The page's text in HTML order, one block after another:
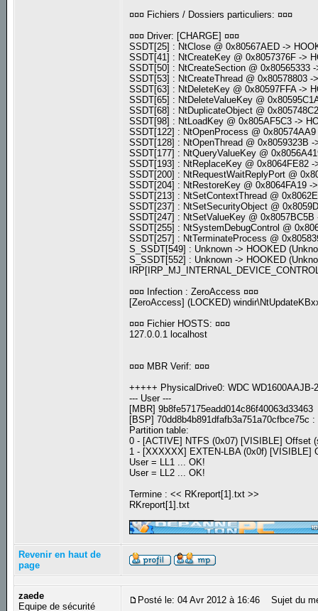
¤¤¤ Fichiers / Dossiers particuliers: ¤¤¤
¤¤¤ Driver: [CHARGE] ¤¤¤
SSDT[25] : NtClose @ 0x80567AED ->
SSDT[41] : NtCreateKey @ 0x8057376F ->
SSDT[50] : NtCreateSection @ 0x80565333
SSDT[53] : NtCreateThread @ 0x80578803
SSDT[63] : NtDeleteKey @ 0x80597FFA ->
SSDT[65] : NtDeleteValueKey @
SSDT[68] : NtDuplicateObject @
SSDT[98] : NtLoadKey @ 0x805AF5C3 ->
SSDT[122] : NtOpenProcess @
SSDT[128] : NtOpenThread @ 0x8059323B
SSDT[177] : NtQueryValueKey @
SSDT[193] : NtReplaceKey @ 0x8064FE82
SSDT[200] : NtRequestWaitReplyPort @
SSDT[204] : NtRestoreKey @ 0x8064FA19 -
SSDT[213] : NtSetContextThread @
SSDT[237] : NtSetSecurityObject @
SSDT[247] : NtSetValueKey @
SSDT[255] : NtSystemDebugControl @
SSDT[257] : NtTerminateProcess @
S_SSDT[549] : Unknown -> HOOKED
S_SSDT[552] : Unknown -> HOOKED
¤¤¤ Infection : ZeroAccess ¤¤¤
[ZeroAccess] (LOCKED)
¤¤¤ Fichier HOSTS: ¤¤¤
127.0.0.1 localhost
¤¤¤ MBR Verif: ¤¤¤
+++++ PhysicalDrive0: WDC WD1600AAJB-
--- User ---
[MBR] 9b8fe57175eadd014c86f40063d33463
[BSP] 70dd8b4b891dfafb3a751a70cfbce75c
Partition table:
0 - [ACTIVE] NTFS (0x07) [VISIBLE] Offset
1 - [XXXXXX] EXTEN-LBA (0x0f) [VISIBLE]
User = LL1 ... OK!
User = LL2 ... OK!
Termine : << RKreport[1].txt >>
RKreport[1].txt
Revenir en haut de
page
zaede
Equipe de sécurité
Posté le: 04 Avr 2012 à 16:46 Sujet du